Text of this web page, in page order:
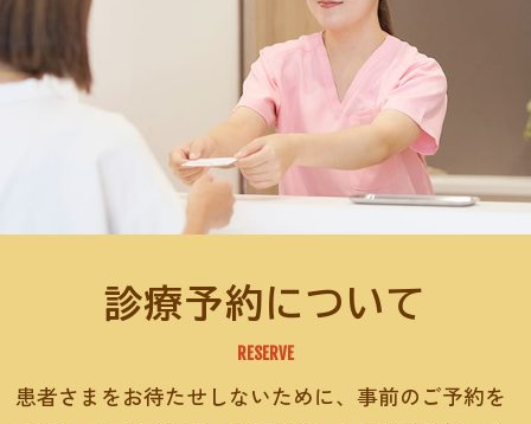
診療予約について
RESERVE
患者さまをお待たせしないために、事前のご予約を